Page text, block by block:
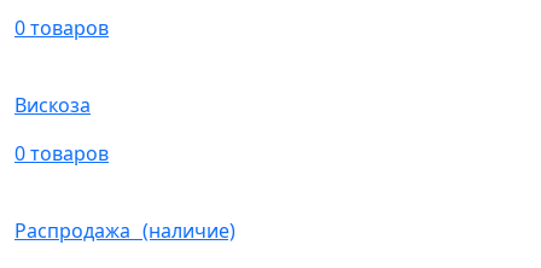
0 товаров
Вискоза
0 товаров
Распродажа (наличие)